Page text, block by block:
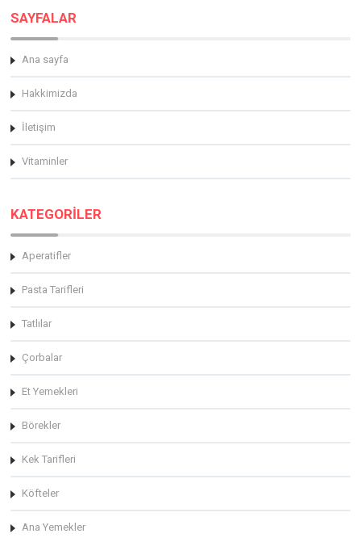
SAYFALAR
Ana sayfa
Hakkimizda
İletişim
Vitaminler
KATEGORİLER
Aperatifler
Pasta Tarifleri
Tatlılar
Çorbalar
Et Yemekleri
Börekler
Kek Tarifleri
Köfteler
Ana Yemekler